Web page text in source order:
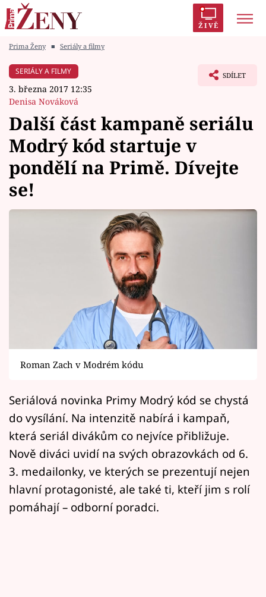
ŽIVĚ
Módní alarm
Témata
Celebrity
Vztahy
Sledujte prima+
Filmový festival Karlovy Vary
Přihlášení
Sledujte nás
Prima Ženy ■ Seriály a filmy
SERIÁLY A FILMY
3. března 2017 12:35
Denisa Nováková
SDÍLET
Další část kampaně seriálu
Modrý kód startuje v
pondělí na Primě. Dívejte
se!
Roman Zach v Modrém kódu
Seriálová novinka Primy Modrý kód se chystá
do vysílání. Na intenzitě nabírá i kampaň,
která seriál divákům co nejvíce přibližuje.
Nově diváci uvidí na svých obrazovkách od 6.
3. medailonky, ve kterých se prezentují nejen
hlavní protagonisté, ale také ti, kteří jim s rolí
pomáhají – odborní poradci.